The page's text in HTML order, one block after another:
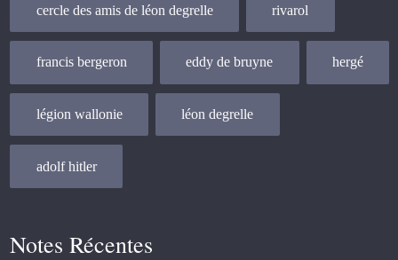
cercle des amis de léon degrelle rivarol
francis bergeron eddy de bruyne hergé
légion wallonie léon degrelle
adolf hitler
Notes Récentes